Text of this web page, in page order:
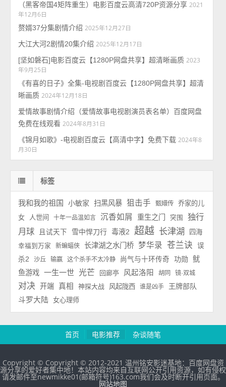
（黑客帝国4矩阵重生）电影百度云高清720P资源分享 2021
年12月6日
赘婿37分集剧情介绍 2025年12月27日
大江大河2剧情20集介绍 2025年12月17日
[坚如磐石]电影百度云【1280P网盘共享】超清晰画质 2023
年9月25日
《有喜的日子》全集-电视剧百度云【1280P网盘共享】超清
晰画质 2024年12月18日
爱情故事剧情介绍（爱情故事电视剧演员表名单）百度网盘
免费在线观看 2024年8月31日
《锦月如歌》-电视剧百度云【高清中字】免费下载 2024年8
月30日
标签
我和我的祖国 小敏家 扫黑风暴 狙击手 甄嬛传
乔家的儿
女
人世间 十年一品温如言 沉香如屑 重生之门 突围
独行
月球
且试天下 雪中悍刀行 毒液2 超越 长津湖 四海
幸福到万家 新蝙蝠侠 长津湖之水门桥 梦华录 苍兰诀
误
杀2
沙丘 输赢 这个杀手不太冷静 尚气与十环传奇 功勋
鱿
鱼游戏 一生一世 光芒 回廊亭 风起洛阳 胡同 镜·双城
对决 开端 真相 神探大战 风起陇西 谁是凶手 王牌部队
斗罗大陆 女心理师
首页 电影推荐 杂谈随笔
Copyright © Copyright © 2012-2021 温州铭安影迷基地：百度网盘资
源分享的爱好者集中地！本站内容均来自互联网公开引用资源，如有侵权
请发邮件至newmikke01(邮箱符号)163.com我们会及时断开引用页面。
网站地图